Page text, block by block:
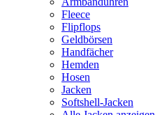
Fleece
Flipflops
Geldbörsen
Handfächer
Hemden
Hosen
Jacken
Softshell-Jacken